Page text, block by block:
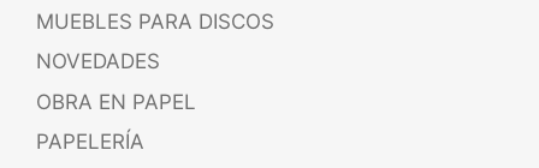
MUEBLES PARA DISCOS
NOVEDADES
OBRA EN PAPEL
PAPELERÍA